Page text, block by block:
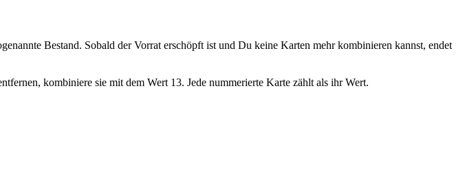
Bestand. Sobald der Vorrat erschöpft ist und Du keine Karten mehr kombinieren kannst, endet
kombiniere sie mit dem Wert 13. Jede nummerierte Karte zählt als ihr Wert.